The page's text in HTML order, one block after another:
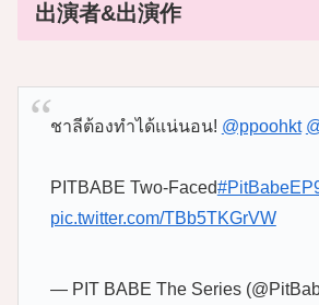
出演者&出演作
ชาลีต้องทำได้แน่นอน! @ppoohkt
PITBABE Two-Faced
pic.twitter.com/TBb5TKGrVW
— PIT BABE The Series